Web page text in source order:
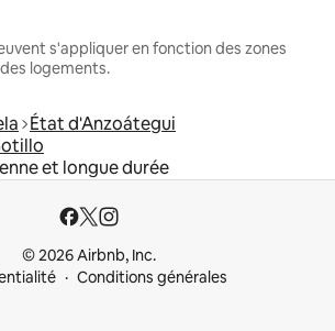
s'appliquer en fonction des zones
logements.
État d'Anzoátegui
et longue durée
© 2026 Airbnb, Inc.
Conditions générales